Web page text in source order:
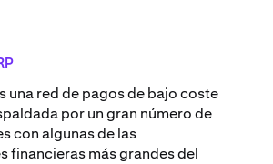
una red de pagos de bajo coste
por un gran número de
con algunas de las
financieras más grandes del